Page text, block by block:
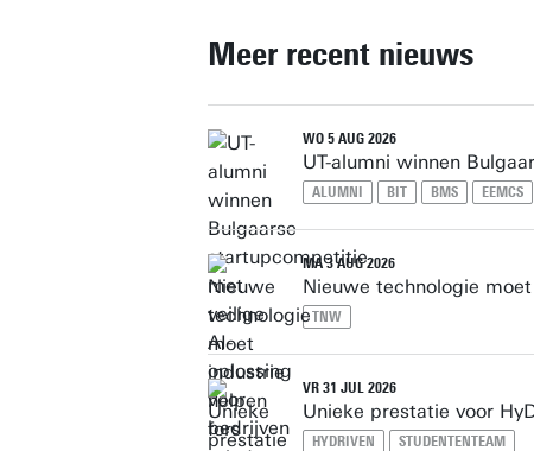
Meer recent nieuws
WO 5 AUG 2026
UT-alumni winnen
ALUMNI BIT BMS EEMCS
MA 3 AUG 2026
Nieuwe technologie
TNW
VR 31 JUL 2026
Unieke prestatie voor
HYDRIVEN STUDENTENTEAM